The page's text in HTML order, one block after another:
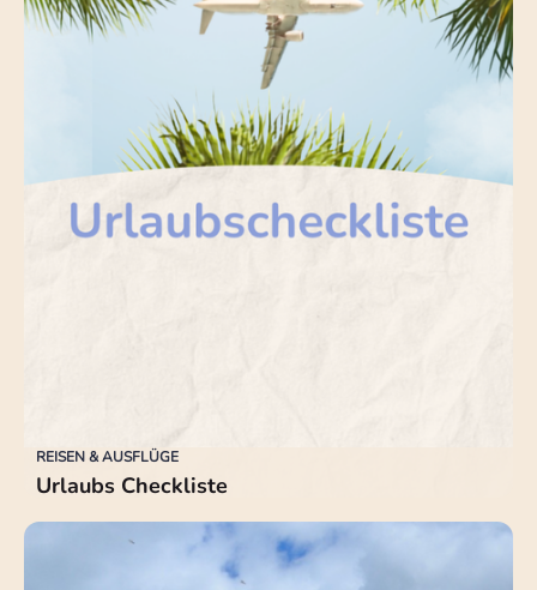
REISEN & AUSFLÜGE
Urlaubs Checkliste